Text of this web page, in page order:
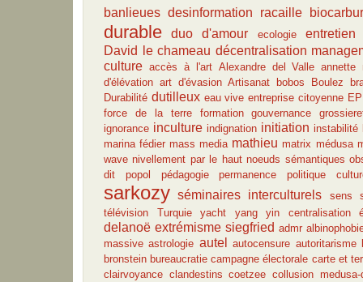
banlieues desinformation racaille
durable duo d'amour ecologie
entretien
David le chameau décentralisation
culture accès à l'art Alexandre del Valle annette
d'élévation art d'évasion Artisanat bobos Boulez
Durabilité dutilleux eau vive entreprise citoyenne
force de la terre
formation gouvernance
ignorance inculture indignation initiation instabilité
marina fédier mass media mathieu matrix médusa
wave nivellement par le haut noeuds sémantiques
dit popol
pédagogie permanence politique
sarkozy séminaires interculturels sens
télévision
Turquie yacht yang yin centralisation
delanoë extrémisme siegfried admr
massive astrologie autel autocensure autoritarisme
bronstein bureaucratie campagne électorale carte et
clairvoyance clandestins coetzee collusion medusa-